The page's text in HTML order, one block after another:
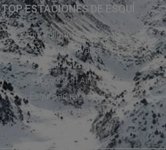
TOP ESTACIONES DE ESQUÍ
Esquí Vallnord Pal-Arinsal
Esquí Grandvalira
Esquí Formigal
Esquí Port Ainé
Esquí Baqueira Beret
Esquí Sierra Nevada
Esquí Boí Taüll